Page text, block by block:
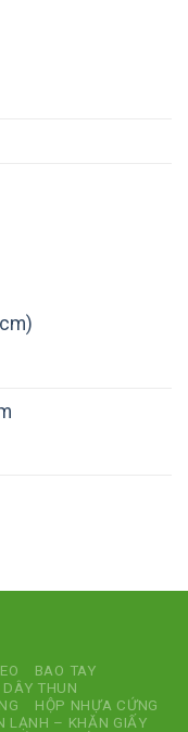
BAO TAY
DÂY THUN
HỘP NHỰA CỨNG
LẠNH – KHĂN GIẤY